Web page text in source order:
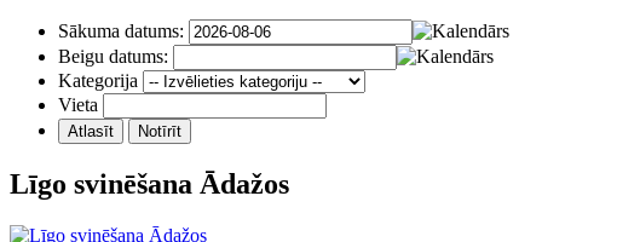
Sākuma datums:
Beigu datums:
Kategorija
Vieta
Līgo svinēšana Ādažos